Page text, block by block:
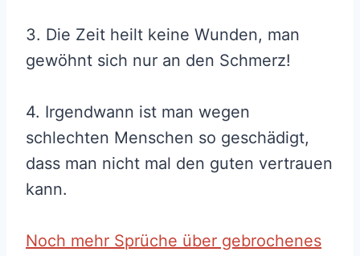
3. Die Zeit heilt keine Wunden, man
gewöhnt sich nur an den Schmerz!
4. Irgendwann ist man wegen
schlechten Menschen so geschädigt,
dass man nicht mal den guten vertrauen
kann.
Noch mehr Sprüche über gebrochenes